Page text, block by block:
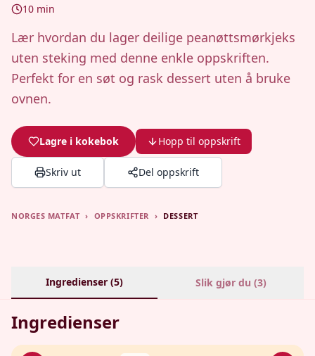
10 min
Lær hvordan du lager deilige peanøttsmørkjeks
uten steking med denne enkle oppskriften.
Perfekt for en søt og rask dessert uten å bruke
ovnen.
Lagre i kokebok Hopp til oppskrift
Skriv ut Del oppskrift
NORGES MATFAT › OPPSKRIFTER › DESSERT
Ingredienser (5) Slik gjør du (3)
Ingredienser